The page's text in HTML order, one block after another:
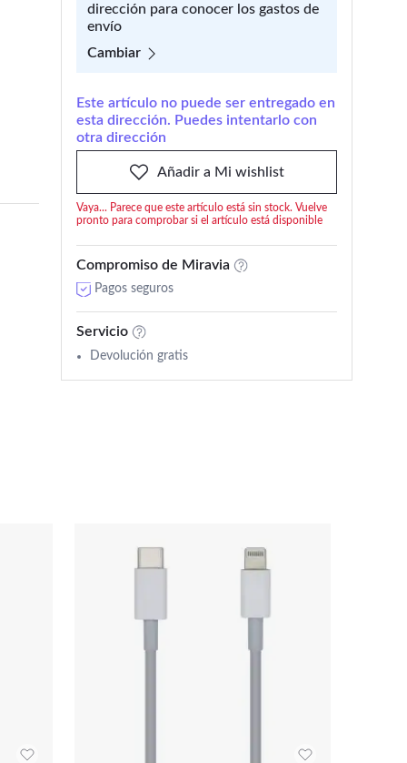
dirección para conocer los gastos de
envío
Cambiar
Este artículo no puede ser entregado en
esta dirección. Puedes intentarlo con
otra dirección
Añadir a Mi wishlist
Vaya... Parece que este artículo está sin stock. Vuelve
pronto para comprobar si el artículo está disponible
Compromiso de Miravia
Pagos seguros
Servicio
Devolución gratis